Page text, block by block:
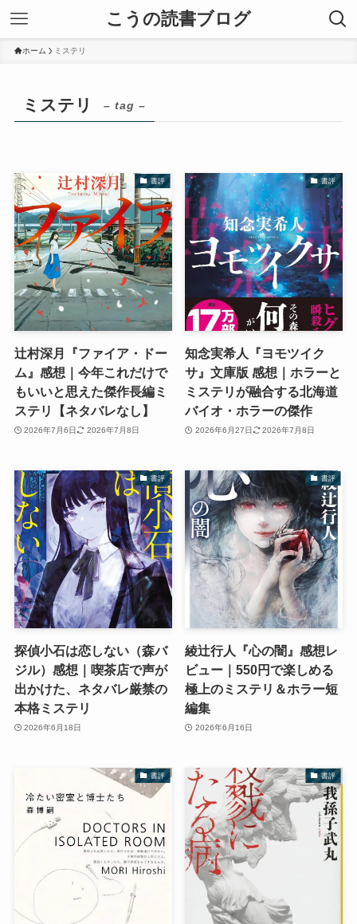
こうの読書ブログ
ホーム ミステリ
ミステリ – tag –
書評
辻村深月『ファイア・ドー
ム』感想｜今年これだけで
もいいと思えた傑作長編ミ
ステリ【ネタバレなし】
2026年7月6日 2026年7月8日
書評
知念実希人『ヨモツイク
サ』文庫版 感想｜ホラーと
ミステリが融合する北海道
バイオ・ホラーの傑作
2026年6月27日 2026年7月8日
書評
探偵小石は恋しない（森バ
ジル）感想｜喫茶店で声が
出かけた、ネタバレ厳禁の
本格ミステリ
2026年6月18日
書評
綾辻行人『心の闇』感想レ
ビュー｜550円で楽しめる
極上のミステリ＆ホラー短
編集
2026年6月16日
書評 書評